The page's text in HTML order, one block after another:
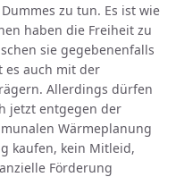
zu tun. Es ist wie
haben die Freiheit zu
sie gegebenenfalls
es auch mit der
Allerdings dürfen
jetzt entgegen der
Wärmeplanung
kaufen, kein Mitleid,
Förderung